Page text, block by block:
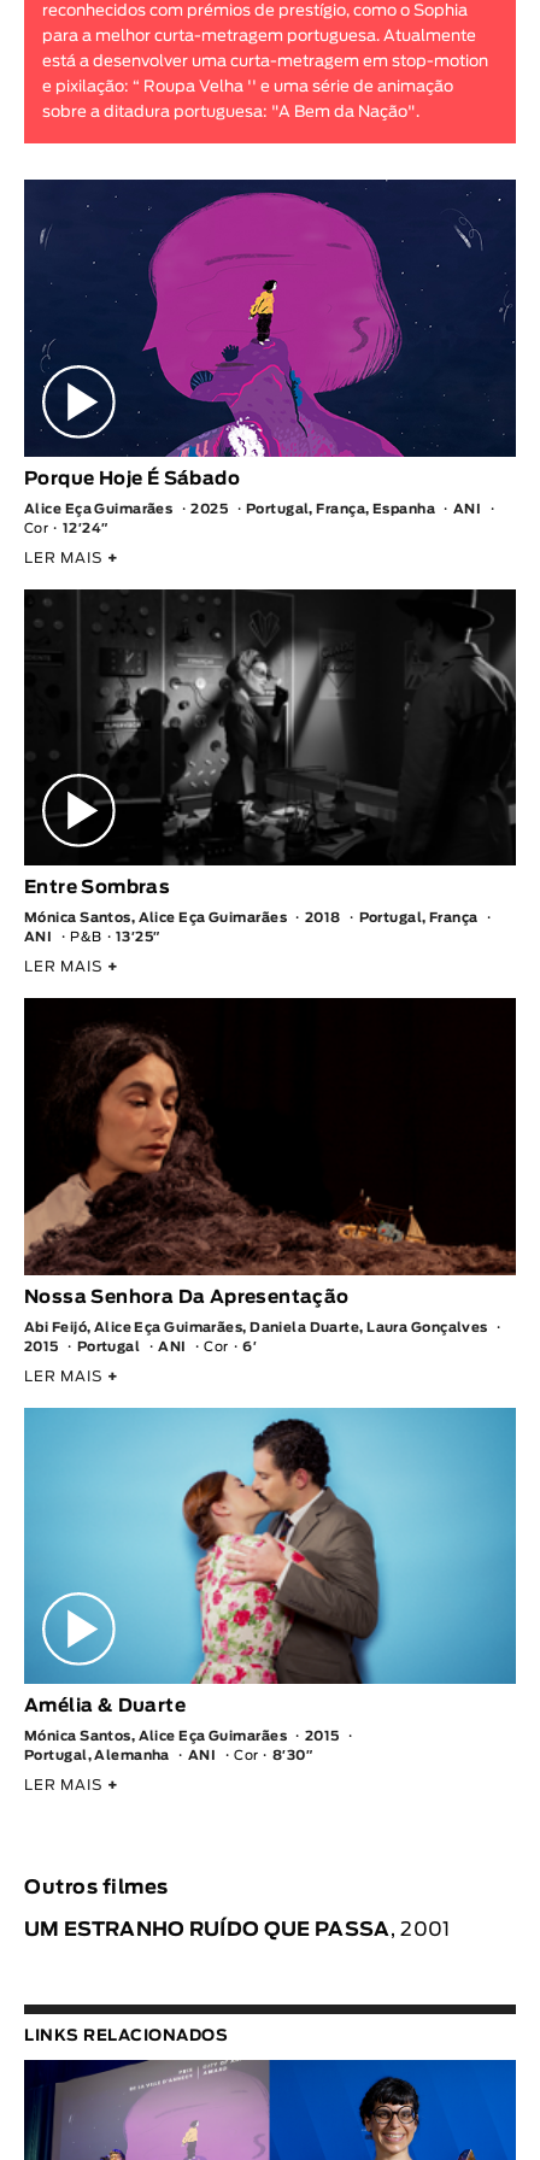
Animar
DURAÇÃO
< / >
Experimental
Documentário
reconhecidos com prémios de prestígio, como o Sophia
para a melhor curta-metragem portuguesa. Atualmente
está a desenvolver uma curta-metragem em stop-motion
e pixilação: “ Roupa Velha '' e uma série de animação
sobre a ditadura portuguesa: "A Bem da Nação".
Porque Hoje É Sábado
Alice Eça Guimarães 2025 Portugal, França, Espanha
ANI
Cor
12′24″
LER MAIS +
Entre Sombras
Mónica Santos, Alice Eça Guimarães 2018
Portugal, França
ANI
P&B 13′25″
LER MAIS +
Nossa Senhora Da Apresentação
Abi Feijó, Alice Eça Guimarães, Daniela Duarte, Laura Gonçalves
2015
Portugal ANI Cor 6′
LER MAIS +
Amélia & Duarte
Mónica Santos, Alice Eça Guimarães
2015
Portugal, Alemanha
ANI Cor 8′30″
LER MAIS +
Outros filmes
UM ESTRANHO RUÍDO QUE PASSA, 2001
LINKS RELACIONADOS